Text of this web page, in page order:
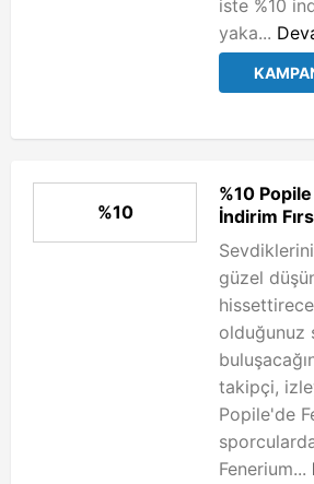
iste %10
yaka...
%10
%10
İndirim
güzel
olduğunuz
takipçi,
Popile'de
Fenerium...